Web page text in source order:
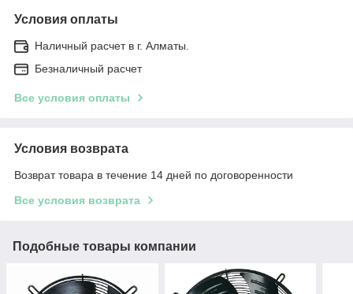
Условия оплаты
Наличный расчет в г. Алматы.
Безналичный расчет
Все условия оплаты
Условия возврата
Возврат товара в течение 14 дней по договоренности
Все условия возврата
Подобные товары компании